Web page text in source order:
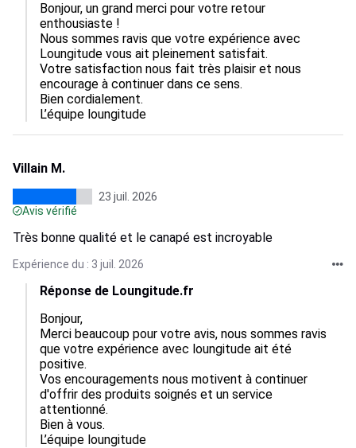
Bonjour, un grand merci pour votre retour
enthousiaste !
Nous sommes ravis que votre expérience avec
Loungitude vous ait pleinement satisfait.
Votre satisfaction nous fait très plaisir et nous
encourage à continuer dans ce sens.
Bien cordialement.
L’équipe loungitude
Villain M.
23 juil. 2026
Avis vérifié
Très bonne qualité et le canapé est incroyable
Expérience du : 3 juil. 2026
Réponse de Loungitude.fr
Bonjour,
Merci beaucoup pour votre avis, nous sommes ravis
que votre expérience avec loungitude ait été
positive.
Vos encouragements nous motivent à continuer
d'offrir des produits soignés et un service
attentionné.
Bien à vous.
L’équipe loungitude